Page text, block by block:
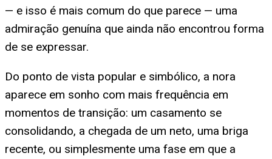
— e isso é mais comum do que parece — uma
admiração genuína que ainda não encontrou forma
de se expressar.
Do ponto de vista popular e simbólico, a nora
aparece em sonho com mais frequência em
momentos de transição: um casamento se
consolidando, a chegada de um neto, uma briga
recente, ou simplesmente uma fase em que a